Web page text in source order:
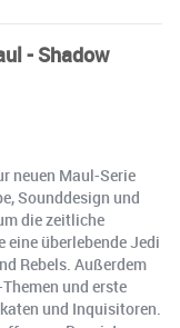
- Shadow
neuen Maul-Serie
Sounddesign und
die zeitliche
eine überlebende Jedi
Rebels. Außerdem
und erste
und Inquisitoren.